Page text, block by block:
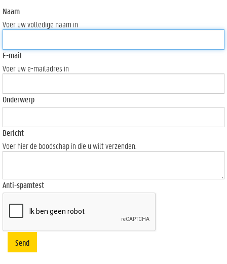
Naam
Voer uw volledige naam in
E-mail
Voer uw e-mailadres in
Onderwerp
Bericht
Voer hier de boodschap in die u wilt verzenden.
Anti-spamtest
Send